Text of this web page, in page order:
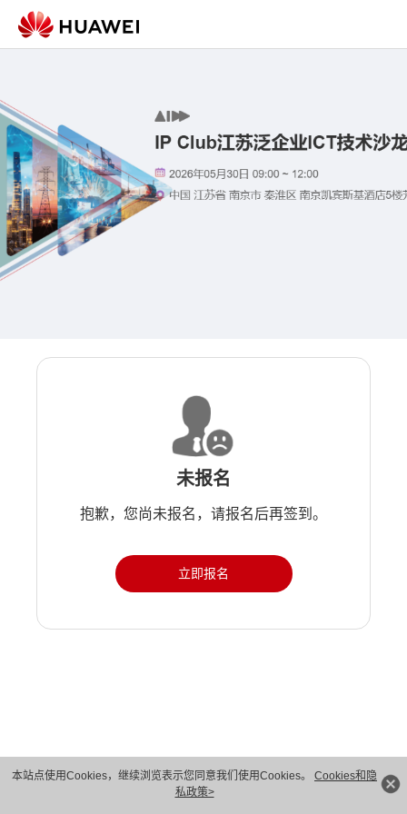
本站点使用Cookies，继续浏览表示您同意我们使用Cookies。 Cookies和隐
私政策>
未报名
抱歉，您尚未报名，请报名后再签到。
立即报名
版权所有 © 华为技术有限公司 1998-2026。 保留一切权利。粤A2-20044005号
隐私保护
法律声明